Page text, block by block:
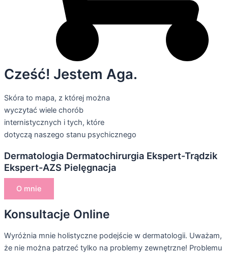
Cześć! Jestem Aga.
Skóra to mapa, z której można
wyczytać wiele chorób
internistycznych i tych, które
dotyczą naszego stanu psychicznego
Dermatologia Dermatochirurgia Ekspert-Trądzik
Ekspert-AZS Pielęgnacja
O mnie
Konsultacje Online
Wyróżnia mnie holistyczne podejście w dermatologii. Uważam,
że nie można patrzeć tylko na problemy zewnętrzne! Problemu